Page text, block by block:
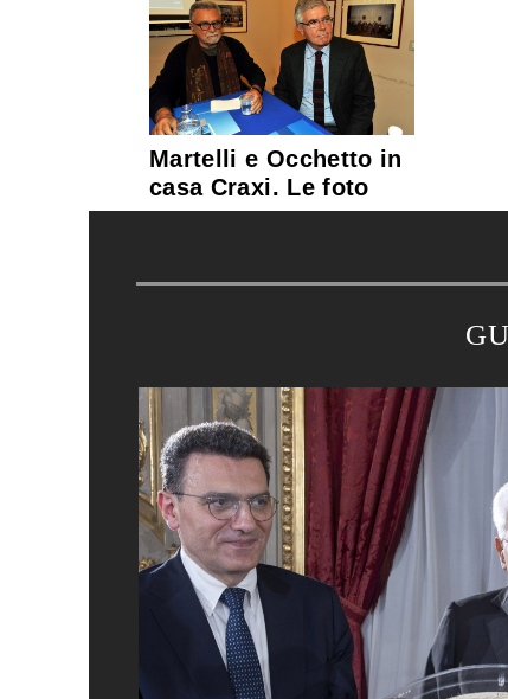
Martelli e Occhetto in
casa Craxi. Le foto